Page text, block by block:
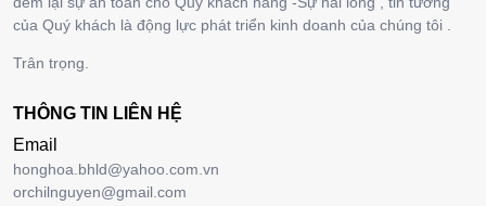
của Quý khách là động lực phát triển kinh doanh của chúng tôi .
Trân trọng.
THÔNG TIN LIÊN HỆ
Email
honghoa.bhld@yahoo.com.vn
orchilnguyen@gmail.com